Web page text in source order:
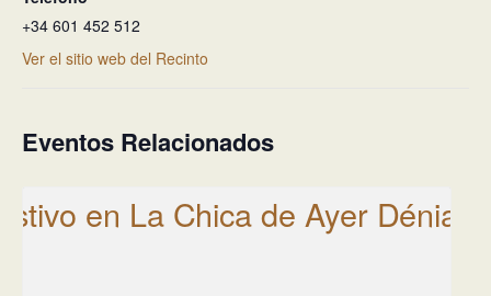
+34 601 452 512
Ver el sitio web del Recinto
Eventos Relacionados